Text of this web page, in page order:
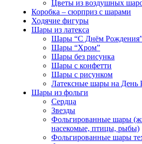
Цветы из воздушных
Коробка – сюрприз с шарами
Ходячие фигуры
Шары из латекса
Шары “С Днём
Шары “Хром”
Шары без рисунка
Шары с конфетти
Шары с рисунком
Латексные шары на День
Шары из фольги
Сердца
Звезды
Фольгированные шары
насекомые, птицы, рыбы)
Фольгированные шары